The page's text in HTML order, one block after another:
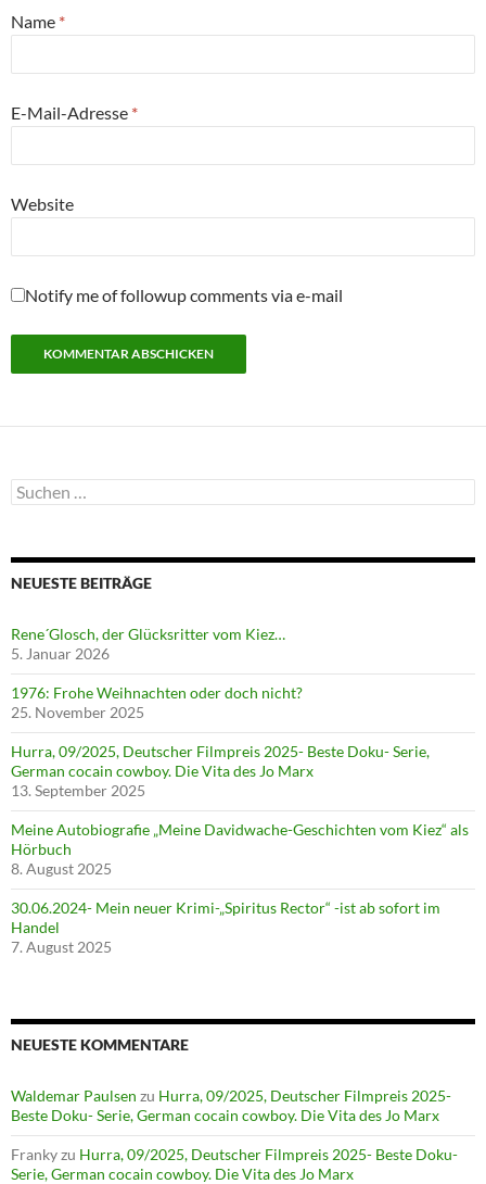
Name *
E-Mail-Adresse *
Website
Notify me of followup comments via e-mail
Suchen
nach:
NEUESTE BEITRÄGE
Rene´Glosch, der Glücksritter vom Kiez…
5. Januar 2026
1976: Frohe Weihnachten oder doch nicht?
25. November 2025
Hurra, 09/2025, Deutscher Filmpreis 2025- Beste Doku- Serie,
German cocain cowboy. Die Vita des Jo Marx
13. September 2025
Meine Autobiografie „Meine Davidwache-Geschichten vom Kiez“ als
Hörbuch
8. August 2025
30.06.2024- Mein neuer Krimi-„Spiritus Rector“ -ist ab sofort im
Handel
7. August 2025
NEUESTE KOMMENTARE
Waldemar Paulsen zu Hurra, 09/2025, Deutscher Filmpreis 2025-
Beste Doku- Serie, German cocain cowboy. Die Vita des Jo Marx
Frankyzu Hurra, 09/2025, Deutscher Filmpreis 2025- Beste Doku-
Serie, German cocain cowboy. Die Vita des Jo Marx